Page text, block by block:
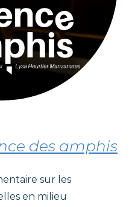
des amphis
sur les
en milieu